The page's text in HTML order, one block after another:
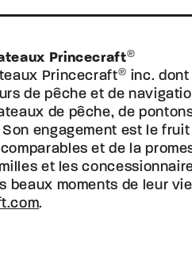
Princecraft®
Princecraft® inc.
de pêche et de
de pêche, de
engagement est le
et de la
et les
beaux moments de leur
.